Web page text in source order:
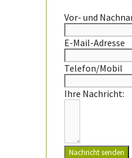
Vor- und
E-Mail-Adresse
Telefon/Mobil
Ihre Nachricht:
Nachricht senden